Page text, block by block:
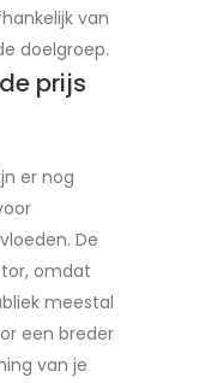
van
doelgroep.
prijs
er nog
De
omdat
meestal
een breder
van je